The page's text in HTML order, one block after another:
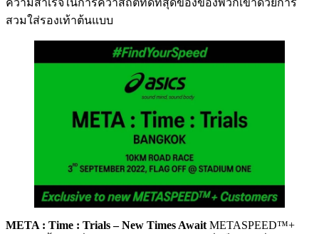
ความสำเร็จในการคว้าสถิติที่ดีที่สุดของของพวกเขาด้วยการ
สวมใส่รองเท้าต้นแบบ
META : Time : Trials – New Times Await METASPEED™+